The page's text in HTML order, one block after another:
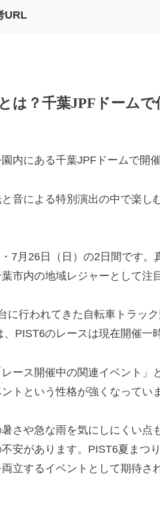
URL
は？千葉JPFドーム
内にある千葉JPFドームで開
音による特別演出の中で楽し
7月26日（日）の2日間です
市内の地域レジャーとして注
に行われてきた自転車トラッ
PIST6のレースは現在開催一
ース開催中の関連イベント」
トという性格が強くなってい
さや急な雨を気にしにくい点
安があります。PIST6夏まつ
立するイベントとして期待さ